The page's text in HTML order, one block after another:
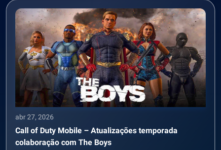
abr 27, 2026
Call of Duty Mobile – Atualizações temporada
colaboração com The Boys